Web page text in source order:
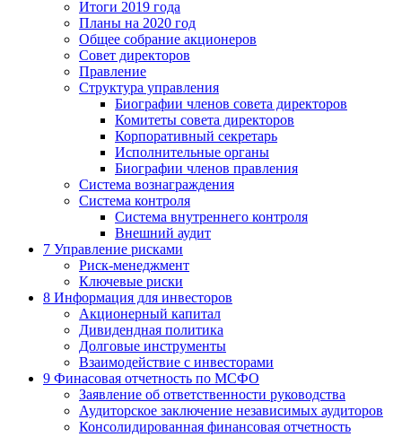
Итоги 2019 года
Планы на 2020 год
Общее собрание акционеров
Совет директоров
Правление
Структура управления
Биографии членов совета директоров
Комитеты совета директоров
Корпоративный секретарь
Исполнительные органы
Биографии членов правления
Система вознаграждения
Система контроля
Система внутреннего контроля
Внешний аудит
7 Управление рисками
Риск-менеджмент
Ключевые риски
8 Информация для инвесторов
Акционерный капитал
Дивидендная политика
Долговые инструменты
Взаимодействие с инвеcторами
9 Финасовая отчетность по МСФО
Заявление об ответственности руководства
Аудиторское заключение независимых аудиторов
Консолидированная финансовая отчетность